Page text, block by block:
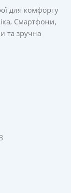
для комфорту
Смартфони,
та зручна